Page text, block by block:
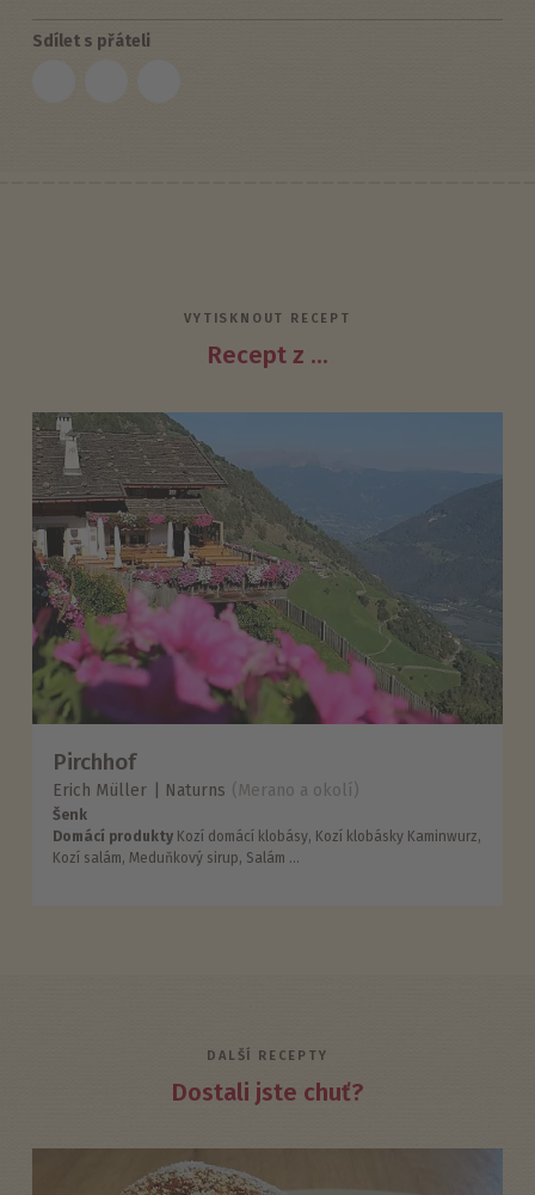
Sdílet s přáteli
VYTISKNOUT RECEPT
Recept z ...
Pirchhof
Erich Müller Naturns (Merano a okolí)
Šenk
Domácí produkty Kozí domácí klobásy, Kozí klobásky Kaminwurz,
Kozí salám, Meduňkový sirup, Salám ...
DALŠÍ RECEPTY
Dostali jste chuť?